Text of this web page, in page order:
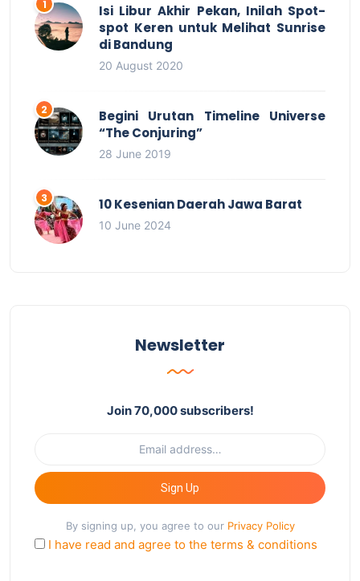
Isi Libur Akhir Pekan, Inilah Spot-
spot Keren untuk Melihat Sunrise
di Bandung
20 August 2020
Begini Urutan Timeline Universe
“The Conjuring”
28 June 2019
10 Kesenian Daerah Jawa Barat
10 June 2024
Newsletter
Join 70,000 subscribers!
Sign Up
By signing up, you agree to our Privacy Policy
I have read and agree to the terms & conditions